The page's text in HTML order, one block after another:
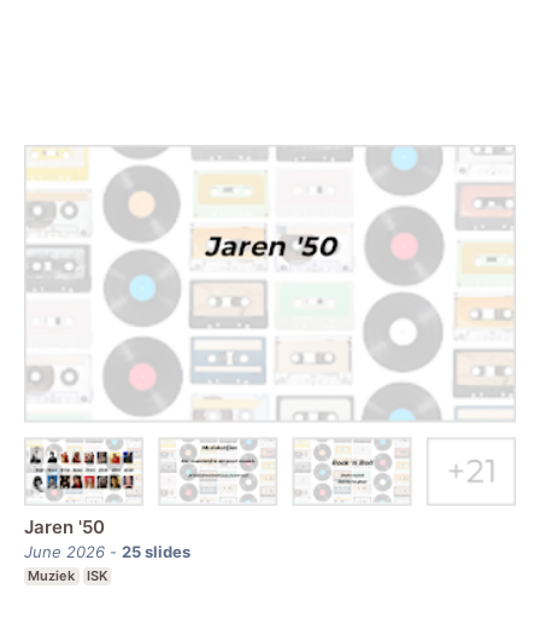
Jaren '50
June 2026 - 25slides
Muziek ISK